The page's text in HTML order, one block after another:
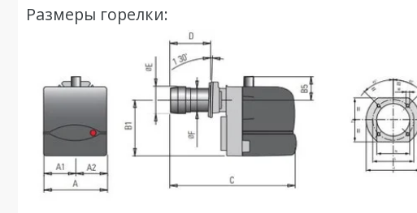
Размеры горелки: